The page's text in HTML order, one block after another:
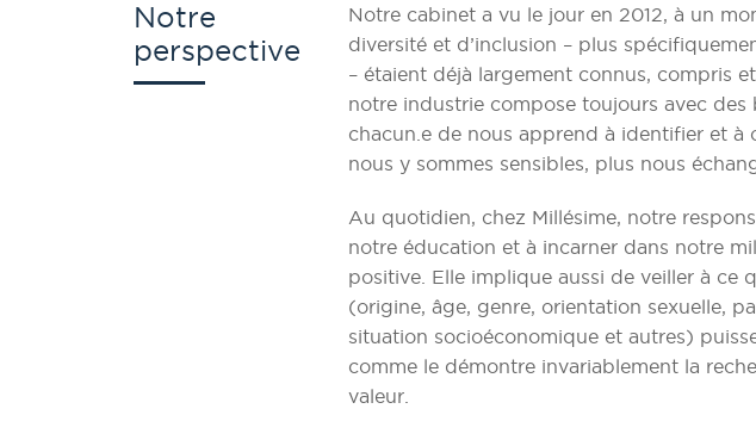
Notre
perspective
Notre cabinet a vu le jour en 2012, à un
diversité et d’inclusion – plus
– étaient déjà largement connus, compris
notre industrie compose toujours avec
chacun.e de nous apprend à identifier et à
nous y sommes sensibles, plus nous
Au quotidien, chez Millésime, notre
notre éducation et à incarner dans notre
positive. Elle implique aussi de veiller à ce
(origine, âge, genre, orientation sexuelle,
situation socioéconomique et autres)
comme le démontre invariablement la
valeur.